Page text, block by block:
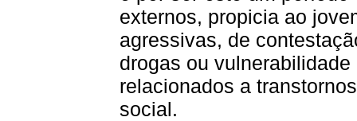
externos, propicia ao
agressivas, de
drogas ou
relacionados a
social.